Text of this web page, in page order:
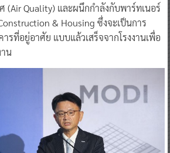
(Air Quality) และผนึกกำลังกับพาร์ทเนอร์
& Housing ซึ่งจะเป็นการ
รที่อยู่อาศัย แบบแล้วเสร็จจากโรงงานเพื่อ
น